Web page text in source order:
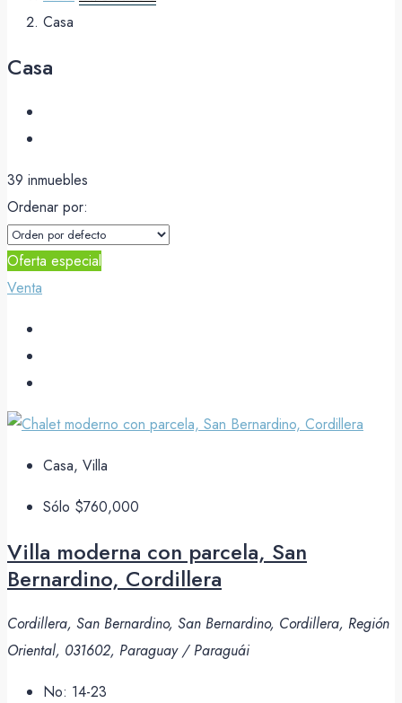
Casa
Casa
39 inmuebles
Ordenar por:
Oferta especial
Venta
Casa, Villa
Sólo $760,000
Villa moderna con parcela, San
Bernardino, Cordillera
Cordillera, San Bernardino, San Bernardino, Cordillera, Región
Oriental, 031602, Paraguay / Paraguái
No: 14-23